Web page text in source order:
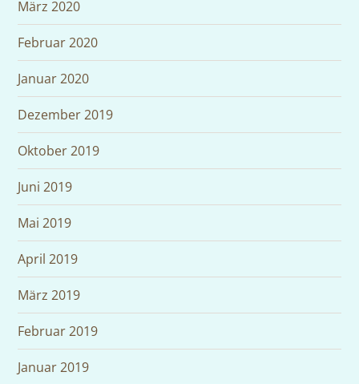
März 2020
Februar 2020
Januar 2020
Dezember 2019
Oktober 2019
Juni 2019
Mai 2019
April 2019
März 2019
Februar 2019
Januar 2019